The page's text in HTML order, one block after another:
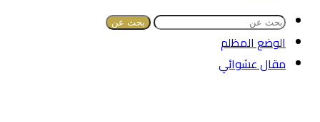
بحث عن
الوضع المظلم
مقال عشوائي